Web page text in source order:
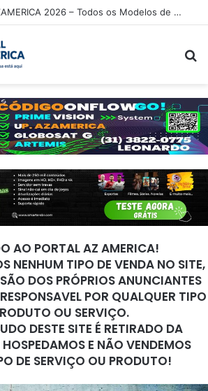
Atualizações AZAMERICA 2026 – Todos os Modelos de Receptores AZAMERICA
AO PORTAL AZ AMERICA!
NENHUM TIPO DE VENDA NO SITE,
DOS PRÓPRIOS ANUNCIANTES
POR QUALQUER TIPO
OU SERVIÇO.
DESTE SITE É RETIRADO DA
E NÃO VENDEMOS
DE SERVIÇO OU PRODUTO!